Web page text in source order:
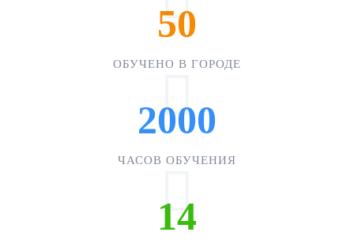
50
ОБУЧЕНО В ГОРОДЕ
2000
ЧАСОВ ОБУЧЕНИЯ
14